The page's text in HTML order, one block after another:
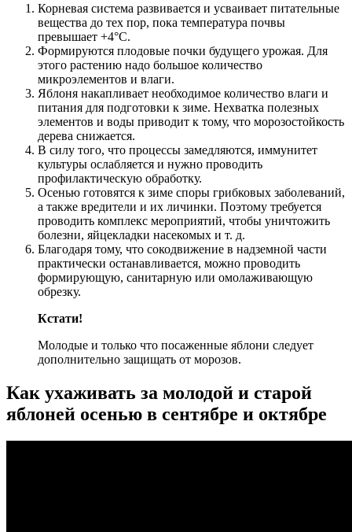
Корневая система развивается и усваивает питательные
вещества до тех пор, пока температура почвы
превышает +4°C.
Формируются плодовые почки будущего урожая. Для
этого растению надо большое количество
микроэлементов и влаги.
Яблоня накапливает необходимое количество влаги и
питания для подготовки к зиме. Нехватка полезных
элементов и воды приводит к тому, что морозостойкость
дерева снижается.
В силу того, что процессы замедляются, иммунитет
культуры ослабляется и нужно проводить
профилактическую обработку.
Осенью готовятся к зиме споры грибковых заболеваний,
а также вредители и их личинки. Поэтому требуется
проводить комплекс мероприятий, чтобы уничтожить
болезни, яйцекладки насекомых и т. д.
Благодаря тому, что сокодвижение в надземной части
практически останавливается, можно проводить
формирующую, санитарную или омолаживающую
обрезку.
Кстати!
Молодые и только что посаженные яблони следует
дополнительно защищать от морозов.
Как ухаживать за молодой и старой
яблоней осенью в сентябре и октябре